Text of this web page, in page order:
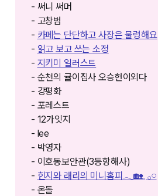
- 써니 써머
- 고창범
- 카페는 단단하고 사장은 물렁해요
- 읽고 보고 쓰는 소정
- 지키미 일러스트
- 순천의 귤이집사 오승헌이외다
- 강평화
- 포레스트
- 12가잇지
- lee
- 박영자
- 이호동보안관(3등항해사)
- 힌지와 래리의 미니홈피𓂃🏡𓈒 𓂂𓏸
- 온돌